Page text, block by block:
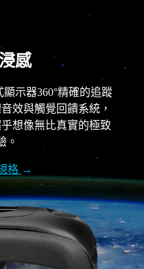
感
示器360°精確的追蹤
效與觸覺回饋系統，
想像無比真實的極致
。
格 →